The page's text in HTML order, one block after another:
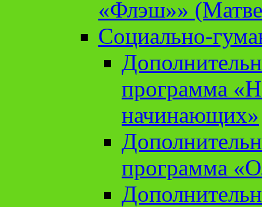
«Флэш»»
Социально-
программа
начинающих»
программа